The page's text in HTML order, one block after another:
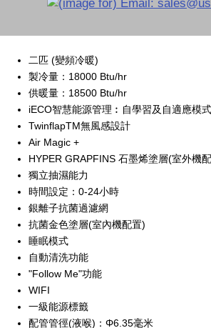
二匹 (變頻冷暖)
製冷量：18000 Btu/hr
供暖量：18500 Btu/hr
iECO智慧能源管理︰自學習及自適應模式
TwinflapTM無風感設計
Air Magic +
HYPER GRAPFINS 石墨烯塗層(室外機
獨立抽濕能力
時間設定：0-24小時
銀離子抗菌過濾網
抗菌金色塗層(室內機配置)
睡眠模式
自動清洗功能
"Follow Me"功能
WIFI
一級能源標籤
配管管徑(液喉)：Φ6.35毫米